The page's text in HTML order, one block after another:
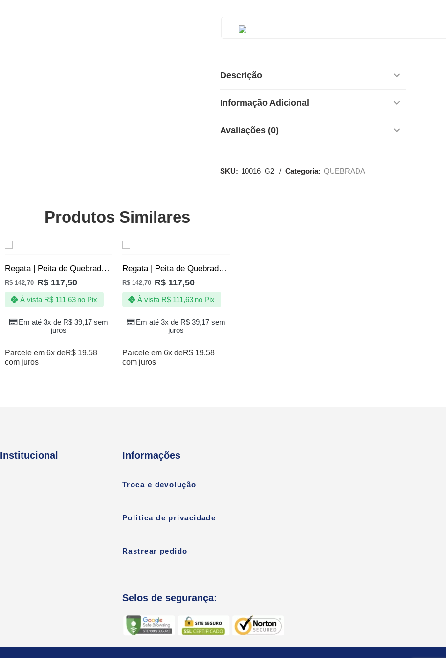
Descrição
Informação Adicional
Avaliações (0)
SKU: 10016_G2 Categoria: QUEBRADA
Produtos Similares
Regata | Peita de Quebrada Grafite Jotaz Masculino
R$142,70 R$ 117,50
Em até 3x de R$ 39,17 sem
juros
À vista R$111,63 no Pix
Parcele em 6x deR$ 19,58
com juros
Regata | Peita de Quebrada Tio Patinhas Jotaz Masculino
R$142,70 R$ 117,50
Em até 3x de R$ 39,17 sem
juros
À vista R$111,63 no Pix
Parcele em 6x deR$ 19,58
com juros
Institucional Informações
Troca e devolução
Política de privacidade
Rastrear pedido
Selos de segurança: